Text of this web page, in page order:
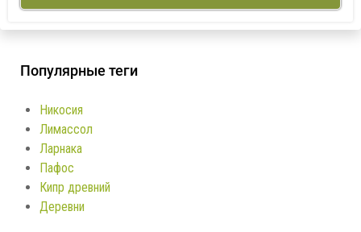
Популярные теги
Никосия
Лимассол
Ларнака
Пафос
Кипр древний
Деревни